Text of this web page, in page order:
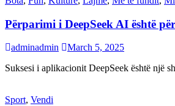
Përparimi i DeepSeek AI është
adminadmin
March 5, 2025
Suksesi i aplikacionit DeepSeek është një
Sport, Vendi